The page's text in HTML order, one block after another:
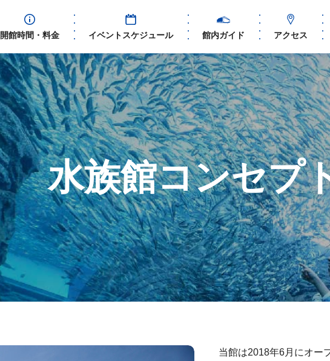
開館時間・料金 イベントスケジュール 館内ガイド アクセス
水族館コンセプ
当館は2018年6月にオー